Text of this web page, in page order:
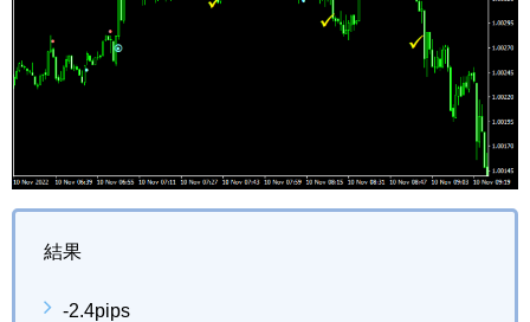
結果
-2.4pips